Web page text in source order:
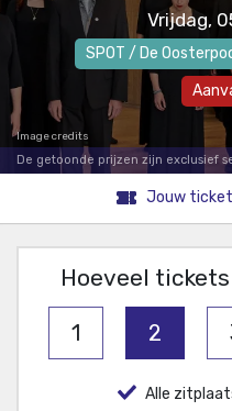
Vrijdag,
SPOT / De
Image credits
De getoonde prijzen zijn exclusief
Jouw
Hoeveel
1 2
Alle